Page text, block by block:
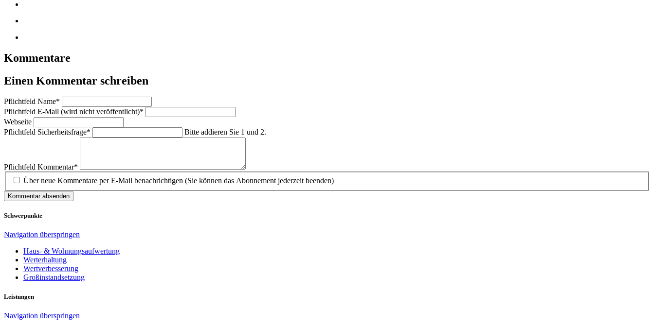
Kommentare
Einen Kommentar schreiben
Pflichtfeld Name*
Pflichtfeld E-Mail (wird nicht veröffentlicht)*
Webseite
Pflichtfeld Sicherheitsfrage* Bitte addieren Sie 1 und 2.
Pflichtfeld Kommentar*
Über neue Kommentare per E-Mail benachrichtigen (Sie können das Abonnement jederzeit beenden)
Kommentar absenden
Schwerpunkte
Navigation überspringen
Haus- & Wohnungsaufwertung
Werterhaltung
Wertverbesserung
Großinstandsetzung
Leistungen
Navigation überspringen